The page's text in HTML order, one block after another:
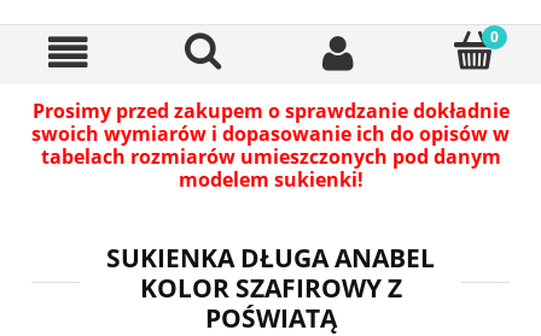
Prosimy przed zakupem o sprawdzanie dokładnie
swoich wymiarów i dopasowanie ich do opisów w
tabelach rozmiarów umieszczonych pod danym
modelem sukienki!
SUKIENKA DŁUGA ANABEL
KOLOR SZAFIROWY Z
POŚWIATĄ